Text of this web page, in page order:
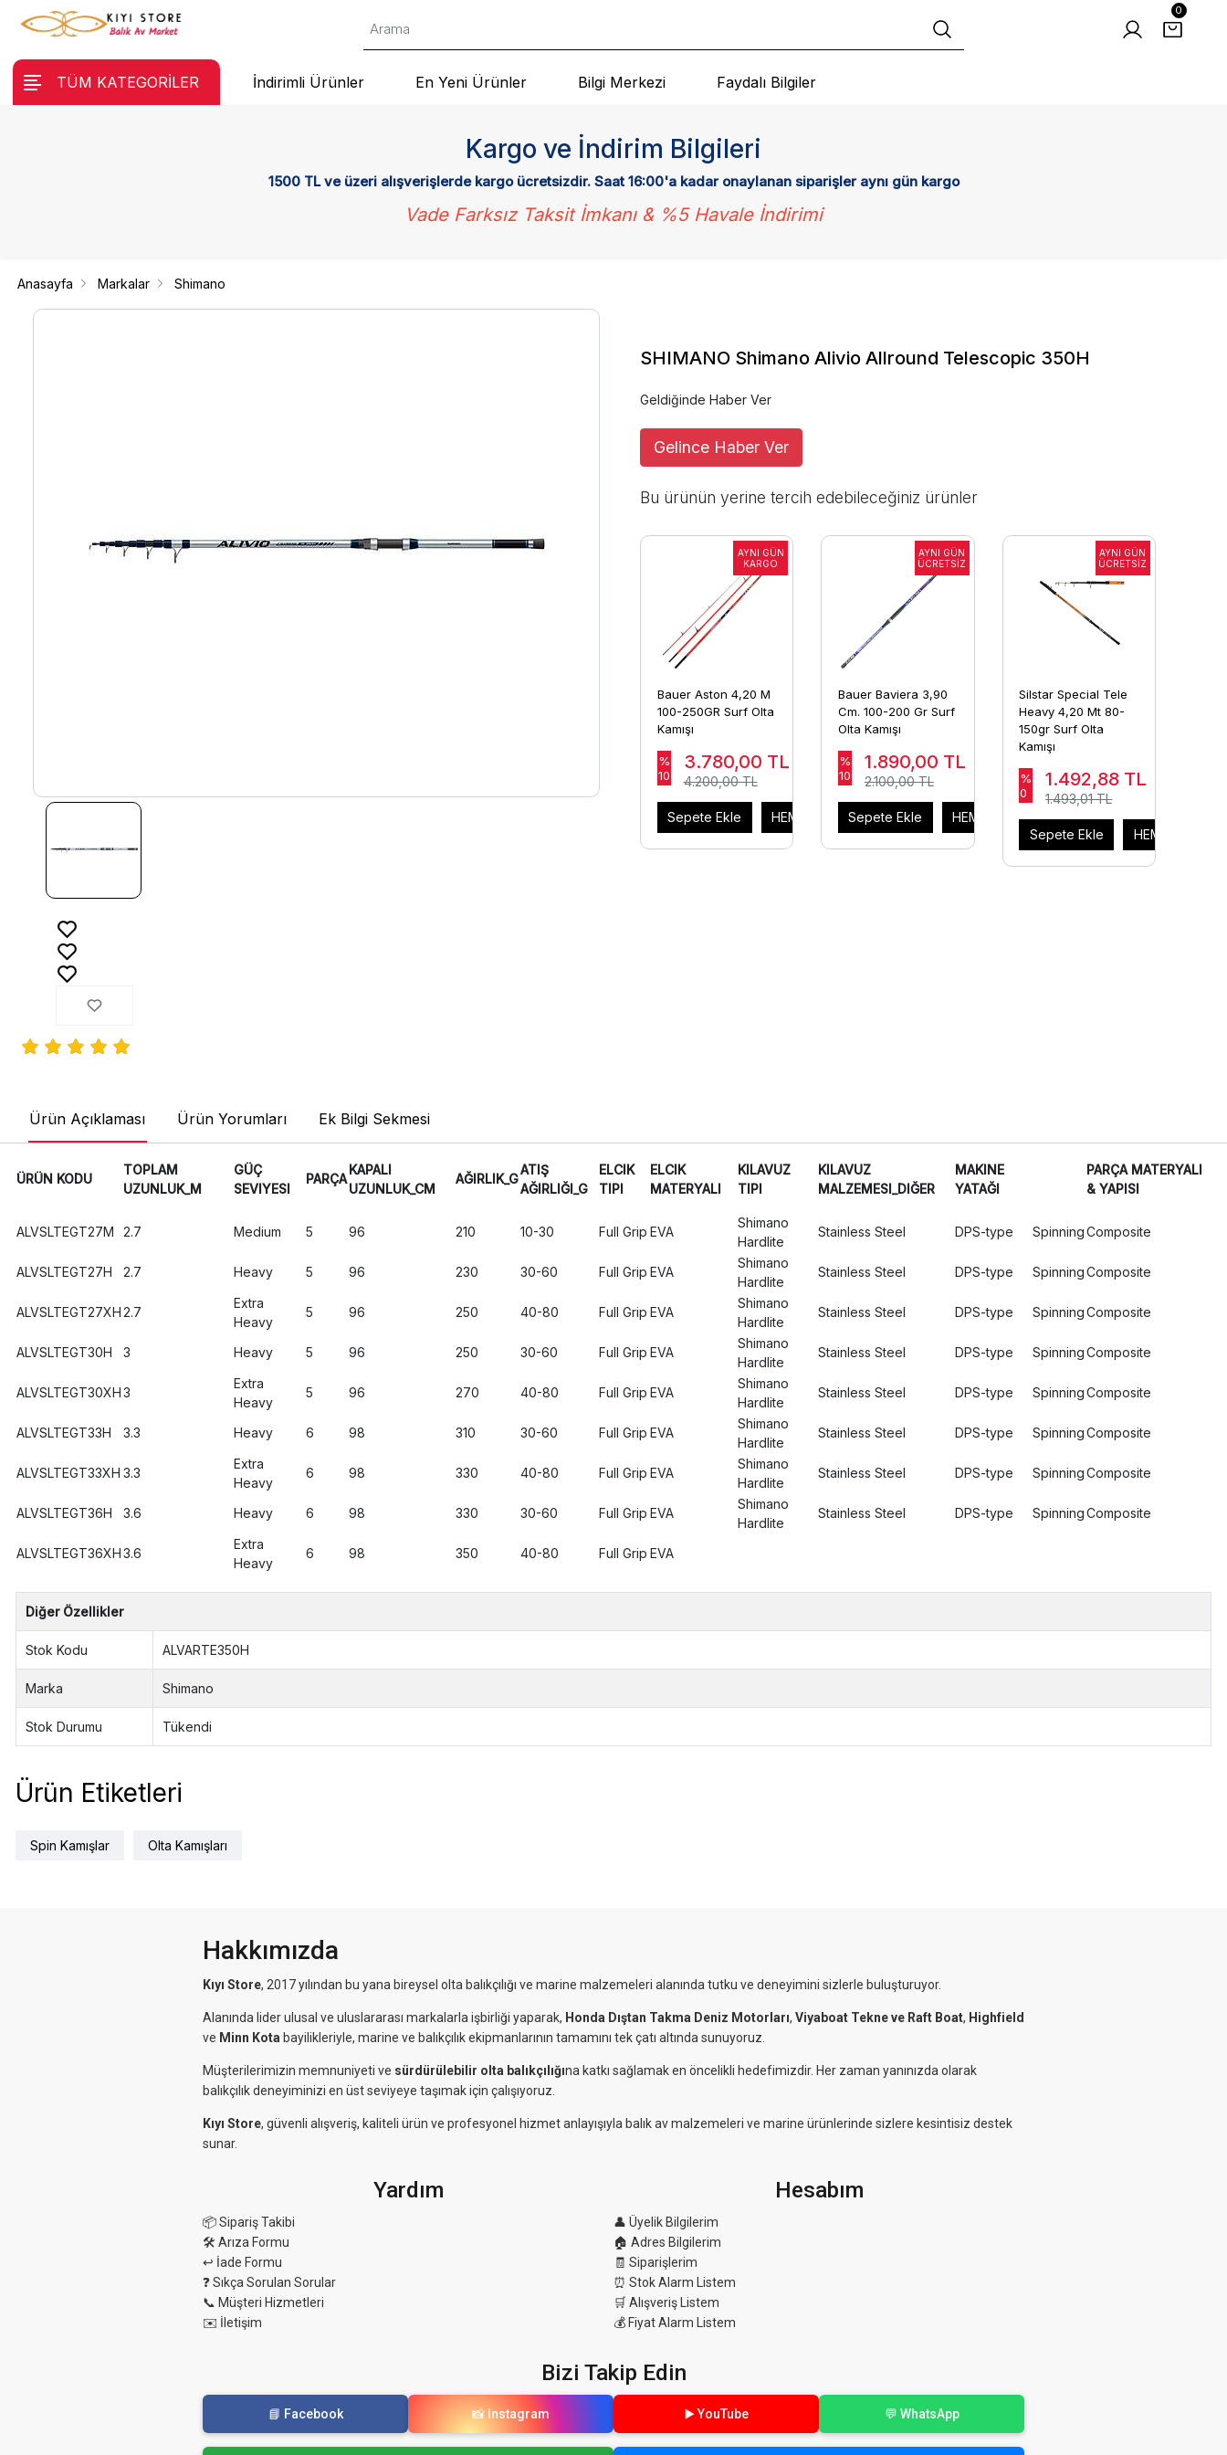
0
TÜM KATEGORİLER İndirimli Ürünler En Yeni Ürünler Bilgi Merkezi Faydalı Bilgiler
Kargo ve İndirim Bilgileri
1500 TL ve üzeri alışverişlerde kargo ücretsizdir. Saat 16:00'a kadar onaylanan siparişler aynı gün kargo
Vade Farksız Taksit İmkanı & %5 Havale İndirimi
Anasayfa Markalar Shimano
SHIMANO Shimano Alivio Allround Telescopic 350H
Geldiğinde Haber Ver
Gelince Haber Ver
Bu ürünün yerine tercih edebileceğiniz ürünler
Bauer Aston 4,20 M
100-250GR Surf Olta
Kamışı
%
10
3.780,00 TL
4.200,00 TL
Sepete Ekle HEMEN AL
Bauer Baviera 3,90
Cm. 100-200 Gr Surf
Olta Kamışı
%
10
1.890,00 TL
2.100,00 TL
Sepete Ekle HEMEN AL
Silstar Special Tele
Heavy 4,20 Mt 80-
150gr Surf Olta
Kamışı
%
0
1.492,88 TL
1.493,01 TL
Sepete Ekle HEMEN AL
Ürün Açıklaması Ürün Yorumları Ek Bilgi Sekmesi
ÜRÜN KODU
TOPLAM
UZUNLUK_M
GÜÇ
SEVIYESI
PARÇA
KAPALI
UZUNLUK_CM
AĞIRLIK_G
ATIŞ
AĞIRLIĞI_G
ELCIK
TIPI
ELCIK
MATERYALI
KILAVUZ
TIPI
KILAVUZ
MALZEMESI_DIĞER
MAKINE
YATAĞI
PARÇA MATERYALI
& YAPISI
ALVSLTEGT27M 2.7 Medium 5 96 210 10-30 Full Grip EVA
Shimano
Hardlite
Stainless Steel DPS-type SpinningComposite
ALVSLTEGT27H 2.7 Heavy 5 96 230 30-60 Full Grip EVA
Shimano
Hardlite
Stainless Steel DPS-type SpinningComposite
ALVSLTEGT27XH2.7
Extra
Heavy
5 96 250 40-80 Full Grip EVA
Shimano
Hardlite
Stainless Steel DPS-type SpinningComposite
ALVSLTEGT30H 3 Heavy 5 96 250 30-60 Full Grip EVA
Shimano
Hardlite
Stainless Steel DPS-type SpinningComposite
ALVSLTEGT30XH3
Extra
Heavy
5 96 270 40-80 Full Grip EVA
Shimano
Hardlite
Stainless Steel DPS-type SpinningComposite
ALVSLTEGT33H 3.3 Heavy 6 98 310 30-60 Full Grip EVA
Shimano
Hardlite
Stainless Steel DPS-type SpinningComposite
ALVSLTEGT33XH 3.3
Extra
Heavy
6 98 330 40-80 Full Grip EVA
Shimano
Hardlite
Stainless Steel DPS-type SpinningComposite
ALVSLTEGT36H 3.6 Heavy 6 98 330 30-60 Full Grip EVA
Shimano
Hardlite
Stainless Steel DPS-type SpinningComposite
ALVSLTEGT36XH3.6
Extra
Heavy
6 98 350 40-80 Full Grip EVA
Diğer Özellikler
Stok Kodu ALVARTE350H
Marka Shimano
Stok Durumu Tükendi
Ürün Etiketleri
Spin Kamışlar Olta Kamışları
Hakkımızda
Kıyı Store, 2017 yılından bu yana bireysel olta balıkçılığı ve marine malzemeleri alanında tutku ve deneyimini sizlerle buluşturuyor.
Alanında lider ulusal ve uluslararası markalarla işbirliği yaparak, Honda Dıştan Takma Deniz Motorları, Viyaboat Tekne ve Raft Boat, Highfield
ve Minn Kota bayilikleriyle, marine ve balıkçılık ekipmanlarının tamamını tek çatı altında sunuyoruz.
Müşterilerimizin memnuniyeti ve sürdürülebilir olta balıkçılığına katkı sağlamak en öncelikli hedefimizdir. Her zaman yanınızda olarak
balıkçılık deneyiminizi en üst seviyeye taşımak için çalışıyoruz.
Kıyı Store, güvenli alışveriş, kaliteli ürün ve profesyonel hizmet anlayışıyla balık av malzemeleri ve marine ürünlerinde sizlere kesintisiz destek
sunar.
Yardım
📦 Sipariş Takibi
🛠 Arıza Formu
↩️ İade Formu
❓ Sıkça Sorulan Sorular
📞 Müşteri Hizmetleri
✉️ İletişim
Hesabım
👤 Üyelik Bilgilerim
🏠 Adres Bilgilerim
🧾 Siparişlerim
⏰ Stok Alarm Listem
🛒 Alışveriş Listem
💰 Fiyat Alarm Listem
Bizi Takip Edin
📘 Facebook 📸 Instagram ▶️ YouTube 💬 WhatsApp